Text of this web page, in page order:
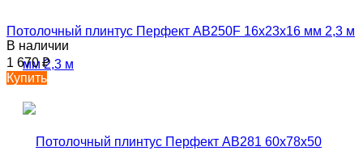
Потолочный плинтус Перфект AB250F 16х23х16 мм 2,3 м
В наличии
1 670₽
Купить